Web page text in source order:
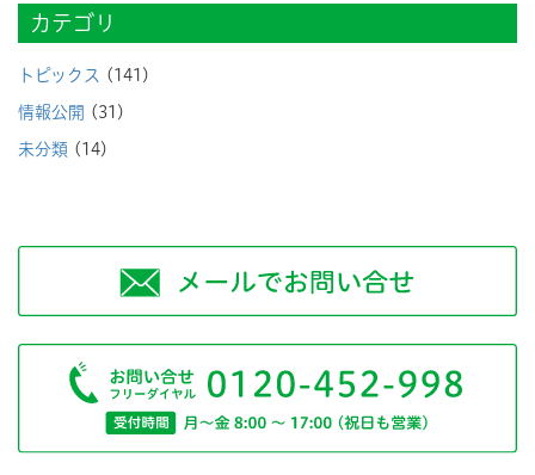
カテゴリ
トピックス (141)
情報公開 (31)
未分類 (14)